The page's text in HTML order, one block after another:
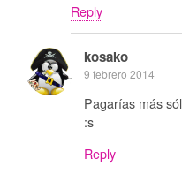
Reply
kosako
9 febrero 2014
Pagarías más
:s
Reply